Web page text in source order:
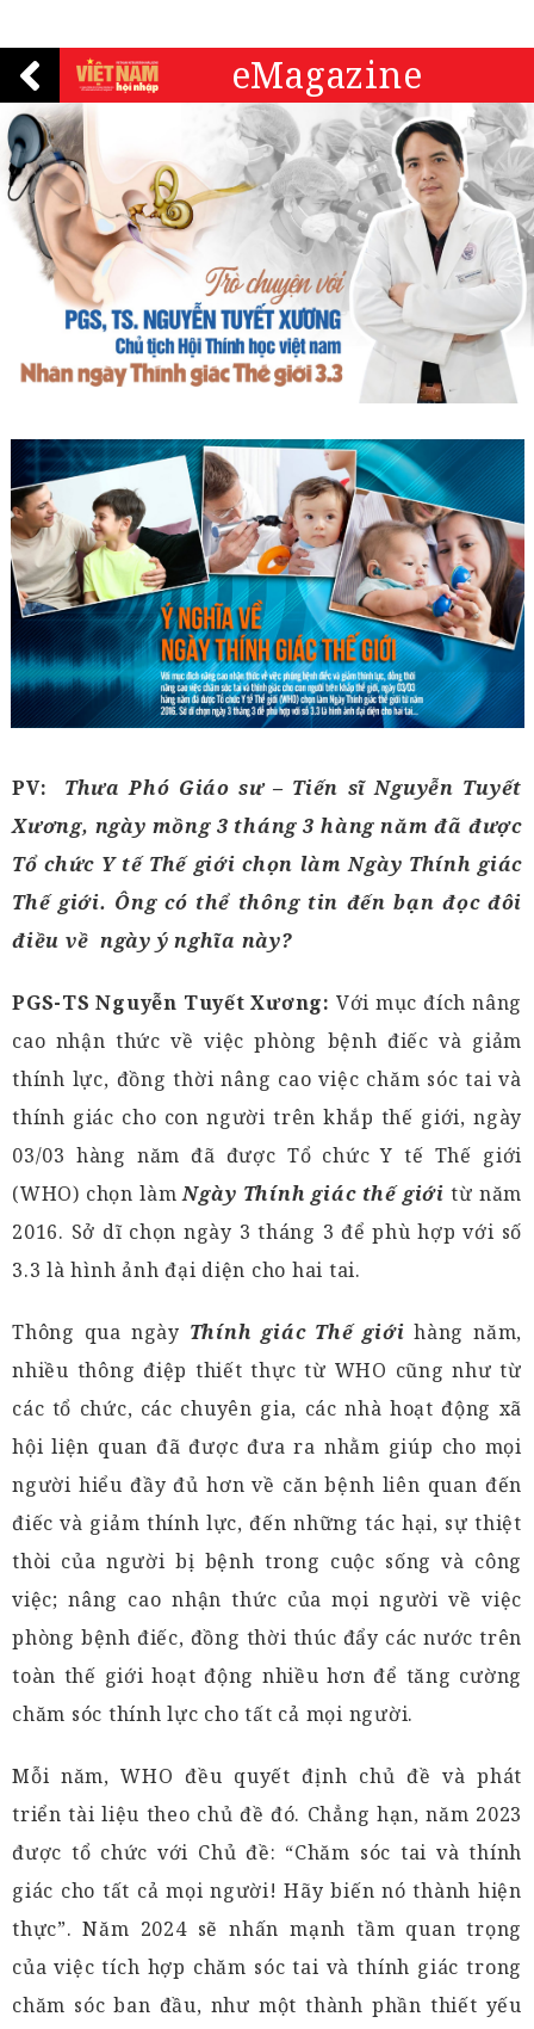
eMagazine
PV: Thưa Phó Giáo sư – Tiến sĩ Nguyễn Tuyết
Xương, ngày mồng 3 tháng 3 hàng năm đã được
Tổ chức Y tế Thế giới chọn làm Ngày Thính giác
Thế giới. Ông có thể thông tin đến bạn đọc đôi
điều về ngày ý nghĩa này?
PGS-TS Nguyễn Tuyết Xương: Với mục đích nâng
cao nhận thức về việc phòng bệnh điếc và giảm
thính lực, đồng thời nâng cao việc chăm sóc tai và
thính giác cho con người trên khắp thế giới, ngày
03/03 hàng năm đã được Tổ chức Y tế Thế giới
(WHO) chọn làmNgày Thính giác thế giới từ năm
2016. Sở dĩ chọn ngày 3 tháng 3 để phù hợp với số
3.3 là hình ảnh đại diện cho hai tai.
Thông qua ngày Thính giác Thế giới hàng năm,
nhiều thông điệp thiết thực từ WHO cũng như từ
các tổ chức, các chuyên gia, các nhà hoạt động xã
hội liện quan đã được đưa ra nhằm giúp cho mọi
người hiểu đầy đủ hơn về căn bệnh liên quan đến
điếc và giảm thính lực, đến những tác hại, sự thiệt
thòi của người bị bệnh trong cuộc sống và công
việc; nâng cao nhận thức của mọi người về việc
phòng bệnh điếc, đồng thời thúc đẩy các nước trên
toàn thế giới hoạt động nhiều hơn để tăng cường
chăm sóc thính lực cho tất cả mọi người.
Mỗi năm, WHO đều quyết định chủ đề và phát
triển tài liệu theo chủ đề đó. Chẳng hạn, năm 2023
được tổ chức với Chủ đề: “Chăm sóc tai và thính
giác cho tất cả mọi người! Hãy biến nó thành hiện
thực”. Năm 2024 sẽ nhấn mạnh tầm quan trọng
của việc tích hợp chăm sóc tai và thính giác trong
chăm sóc ban đầu, như một thành phần thiết yếu